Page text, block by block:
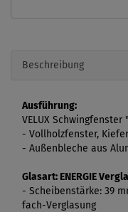
Beschreibung
Ausführung:
VELUX Schwingfenster "
- Vollholzfenster,
- Außenbleche aus
Glasart: ENERGIE
- Scheibenstärke: 39
fach-Verglasung